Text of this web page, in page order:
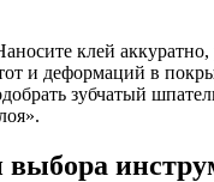
клей
и деформаций в
зубчатый
выбора